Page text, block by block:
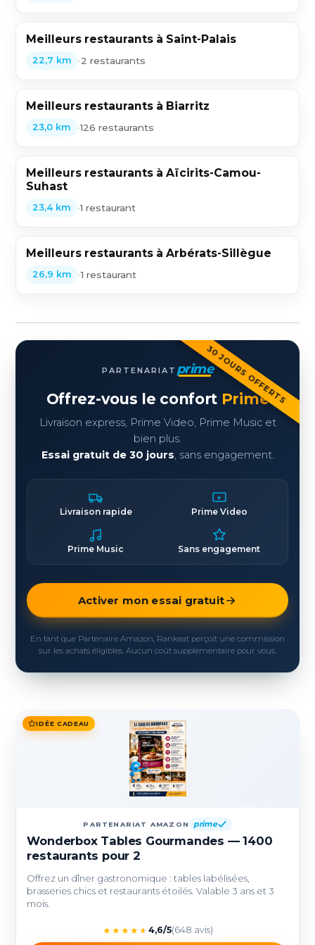
Meilleurs restaurants à Saint-Palais
22,7 km •2 restaurants
Meilleurs restaurants à Biarritz
23,0 km •126 restaurants
Meilleurs restaurants à Aïcirits-Camou-
Suhast
23,4 km •1 restaurant
Meilleurs restaurants à Arbérats-Sillègue
26,9 km •1 restaurant
30 JOURS OFFERTS
PARTENARIAT prime
Offrez-vous le confort Prime
Livraison express, Prime Video, Prime Music et
bien plus.
Essai gratuit de 30 jours, sans engagement.
Livraison rapide Prime Video
Prime Music Sans engagement
Activer mon essai gratuit
En tant que Partenaire Amazon, Rankeat perçoit une commission
sur les achats éligibles. Aucun coût supplémentaire pour vous.
IDÉE CADEAU
PARTENARIAT AMAZON prime
Wonderbox Tables Gourmandes — 1400
restaurants pour 2
Offrez un dîner gastronomique : tables labélisées,
brasseries chics et restaurants étoilés. Valable 3 ans et 3
mois.
★★★★★ 4,6/5(648 avis)